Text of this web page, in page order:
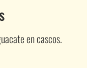
en cascos.